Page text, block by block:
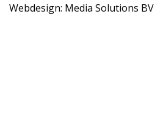
Webdesign: Media Solutions BV